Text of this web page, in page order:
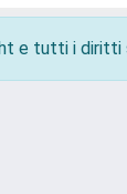
e tutti i diritti